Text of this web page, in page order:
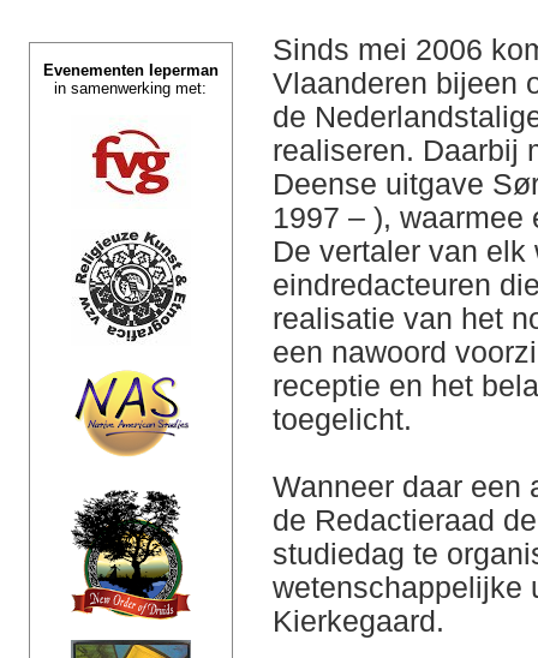
Evenementen Ieperman
in samenwerking met:
Sinds mei 2006
Vlaanderen bijeen
de
realiseren. Daarbij
Deense uitgave
1997 – ),
De vertaler van
eindredacteuren
realisatie van het
een nawoord
receptie en het
toegelicht.
Wanneer daar een
de Redactieraad
studiedag te
wetenschappelijke
Kierkegaard.